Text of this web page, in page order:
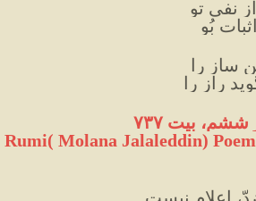
بُو
ساز را
راز را
بیت ۷۳۷
Rumi( Molana Jalaleddin)